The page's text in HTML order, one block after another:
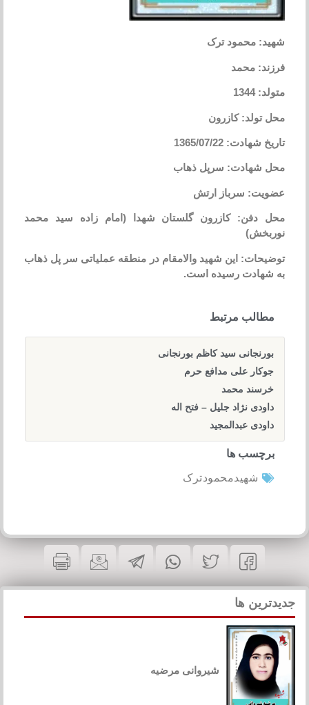
شهید: محمود ترک
فرزند: محمد
متولد: 1344
محل تولد: کازرون
تاریخ شهادت: 1365/07/22
محل شهادت: سرپل ذهاب
عضویت: سرباز ارتش
محل دفن: کازرون گلستان شهدا (امام زاده سید محمد
نوربخش)
توضیحات: این شهید والامقام در منطقه عملیاتی سر پل ذهاب
به شهادت رسیده است.
مطالب مرتبط
بورنجانی سید کاظم بورنجانی
جوکار علی مدافع حرم
خرسند محمد
داودی نژاد جلیل – فتح اله
داودی عبدالمجید
برچسب ها
شهیدمحمودترک
جدیدترین ها
شیروانی مرضیه